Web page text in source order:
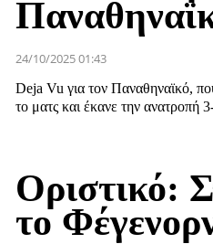
24/10/2025 01:43
Deja Vu για τον Παναθηναϊκό,
το ματς και έκανε την ανατροπή
Οριστικό:
το